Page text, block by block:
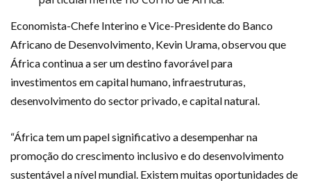
Economista-Chefe Interino e Vice-Presidente do Banco
Africano de Desenvolvimento, Kevin Urama, observou que
África continua a ser um destino favorável para
investimentos em capital humano, infraestruturas,
desenvolvimento do sector privado, e capital natural.
“África tem um papel significativo a desempenhar na
promoção do crescimento inclusivo e do desenvolvimento
sustentável a nível mundial. Existem muitas oportunidades de